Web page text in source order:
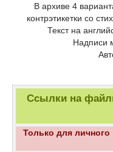
В архиве 4
контрэтикетки со
Текст на
Надписи
Ссылки на
Только для